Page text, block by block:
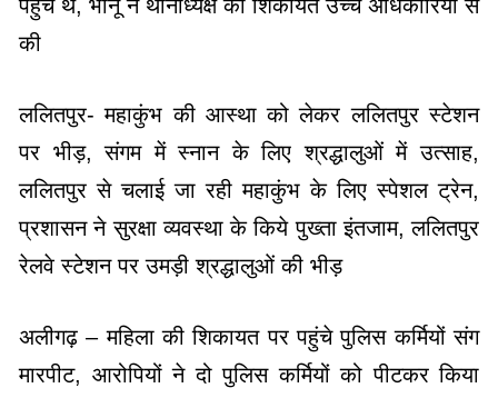
पहुंचे थे, भानू ने थानाध्यक्ष की शिकायत उच्च अधिकारियों से
की
ललितपुर- महाकुंभ की आस्था को लेकर ललितपुर स्टेशन
पर भीड़, संगम में स्नान के लिए श्रद्धालुओं में उत्साह,
ललितपुर से चलाई जा रही महाकुंभ के लिए स्पेशल ट्रेन,
प्रशासन ने सुरक्षा व्यवस्था के किये पुख्ता इंतजाम, ललितपुर
रेलवे स्टेशन पर उमड़ी श्रद्धालुओं की भीड़
अलीगढ़ – महिला की शिकायत पर पहुंचे पुलिस कर्मियों संग
मारपीट, आरोपियों ने दो पुलिस कर्मियों को पीटकर किया